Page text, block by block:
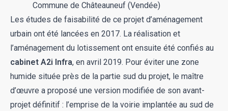
Commune de Châteauneuf (Vendée)
Les études de faisabilité de ce projet d’aménagement
urbain ont été lancées en 2017. La réalisation et
l’aménagement du lotissement ont ensuite été confiés au
cabinet A2i Infra, en avril 2019. Pour éviter une zone
humide située près de la partie sud du projet, le maître
d’œuvre a proposé une version modifiée de son avant-
projet définitif : l’emprise de la voirie implantée au sud de